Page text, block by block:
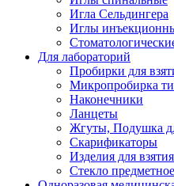
Игла Сельдингера
Иглы
Для лабораторий
Пробирки для
Микропробирка
Наконечники
Ланцеты
Жгуты, Подушка
Скарификаторы
Изделия для
Стекло